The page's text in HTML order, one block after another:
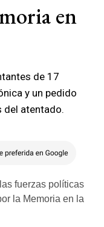
en
de 17
y un pedido
del atentado.